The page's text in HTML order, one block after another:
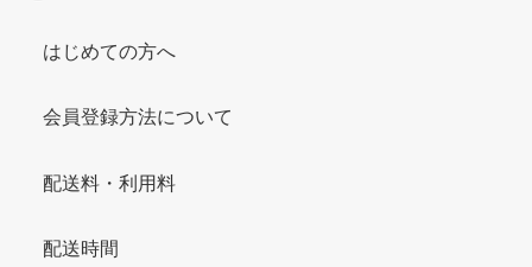
はじめての方へ
会員登録方法について
配送料・利用料
配送時間